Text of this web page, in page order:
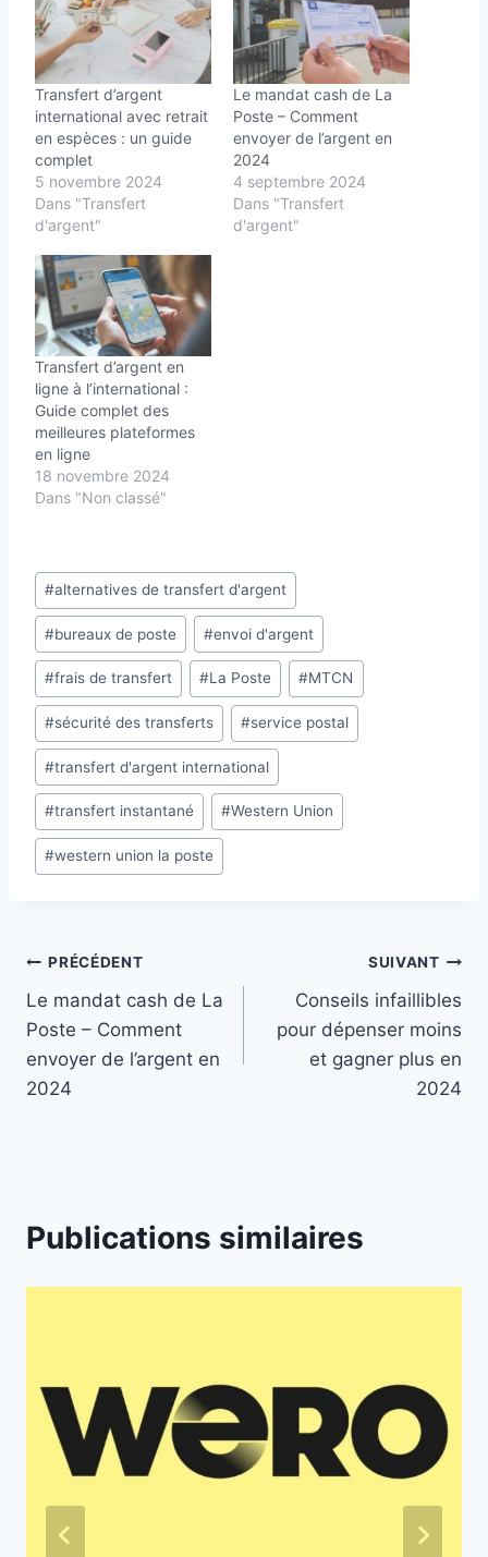
Transfert d’argent
international avec retrait
en espèces : un guide
complet
5 novembre 2024
Dans "Transfert
d'argent"
Le mandat cash de La
Poste – Comment
envoyer de l’argent en
2024
4 septembre 2024
Dans "Transfert
d'argent"
Transfert d’argent en
ligne à l’international :
Guide complet des
meilleures plateformes
en ligne
18 novembre 2024
Dans "Non classé"
Étiquettes
de
la
publication :
#alternatives de transfert d'argent
#bureaux de poste #envoi d'argent
#frais de transfert #La Poste #MTCN
#sécurité des transferts #service postal
#transfert d'argent international
#transfert instantané #Western Union
#western union la poste
Navigation
de
l’article
PRÉCÉDENT
Le mandat cash de La
Poste – Comment
envoyer de l’argent en
2024
SUIVANT
Conseils infaillibles
pour dépenser moins
et gagner plus en
2024
Publications similaires